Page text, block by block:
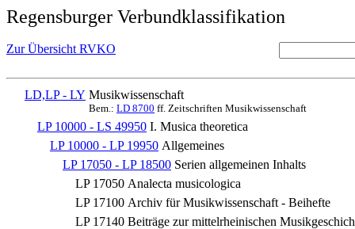
Regensburger Verbundklassifikation
Zur Übersicht RVKO
LD,LP - LY Musikwissenschaft
Bem.: LD 8700 ff. Zeitschriften Musikwissenschaft
LP 10000 - LS 49950 I. Musica theoretica
LP 10000 - LP 19950 Allgemeines
LP 17050 - LP 18500 Serien allgemeinen Inhalts
LP 17050 Analecta musicologica
LP 17100 Archiv für Musikwissenschaft - Beihefte
LP 17140 Beiträge zur mittelrheinischen